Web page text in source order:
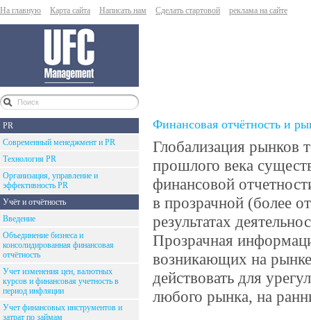
На главную Карта сайта Написать нам Сделать стартовой реклама на сайте
PR
Современный менеджмент и PR
Технология PR
Организация, управление и
эффективность PR
Учёт и отчётность
Введение
Объединение бизнеса и
консолидированная финансовая
отчётность
Учет изменения цен, валютных
курсов и финансовая учетность в
период инфляции
Учет финансовых инструментов и
затрат по займам
Финансовая отчётность и
Глобализация рынков
прошлого века
финансовой
в прозрачной (более
результатах
Прозрачная
возникающих на
действовать для
любого рынка, на